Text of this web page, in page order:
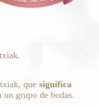
que significa
un grupo de bodas.